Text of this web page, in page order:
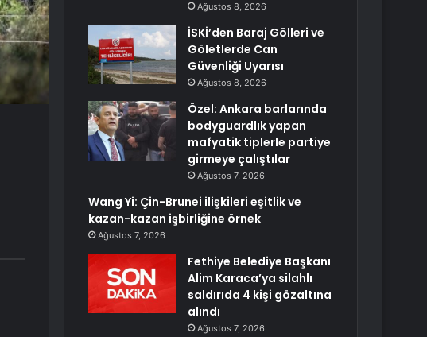
Ağustos 8, 2026
İSKİ’den Baraj Gölleri ve
Göletlerde Can
Güvenliği Uyarısı
Ağustos 8, 2026
Özel: Ankara barlarında
bodyguardlık yapan
mafyatik tiplerle partiye
girmeye çalıştılar
Ağustos 7, 2026
Wang Yi: Çin-Brunei ilişkileri eşitlik ve
kazan-kazan işbirliğine örnek
Ağustos 7, 2026
Fethiye Belediye Başkanı
Alim Karaca’ya silahlı
saldırıda 4 kişi gözaltına
alındı
Ağustos 7, 2026